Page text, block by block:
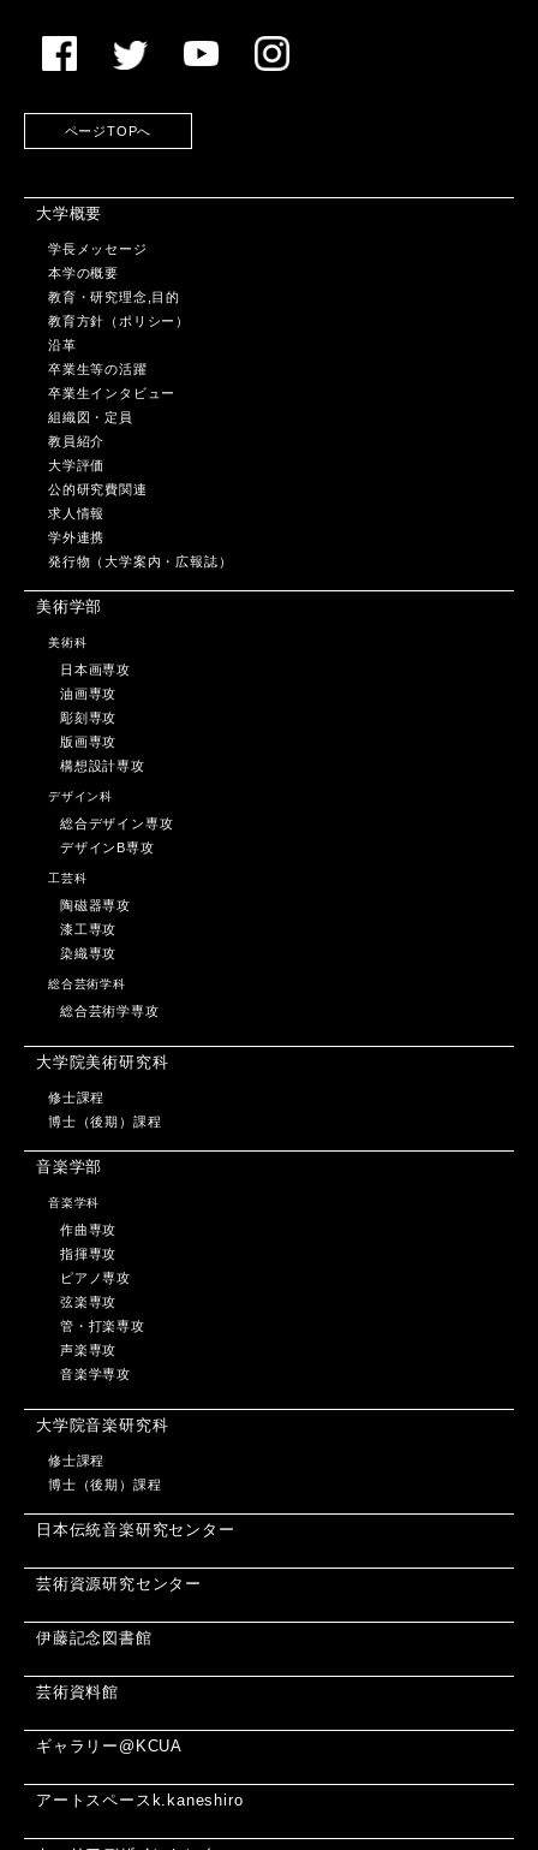
ページTOPへ
大学概要
学長メッセージ
本学の概要
教育・研究理念,目的
教育方針（ポリシー）
沿革
卒業生等の活躍
卒業生インタビュー
組織図・定員
教員紹介
大学評価
公的研究費関連
求人情報
学外連携
発行物（大学案内・広報誌）
美術学部
美術科
日本画専攻
油画専攻
彫刻専攻
版画専攻
構想設計専攻
デザイン科
総合デザイン専攻
デザインB専攻
工芸科
陶磁器専攻
漆工専攻
染織専攻
総合芸術学科
総合芸術学専攻
大学院美術研究科
修士課程
博士（後期）課程
音楽学部
音楽学科
作曲専攻
指揮専攻
ピアノ専攻
弦楽専攻
管・打楽専攻
声楽専攻
音楽学専攻
大学院音楽研究科
修士課程
博士（後期）課程
日本伝統音楽研究センター
芸術資源研究センター
伊藤記念図書館
芸術資料館
ギャラリー@KCUA
アートスペースk.kaneshiro